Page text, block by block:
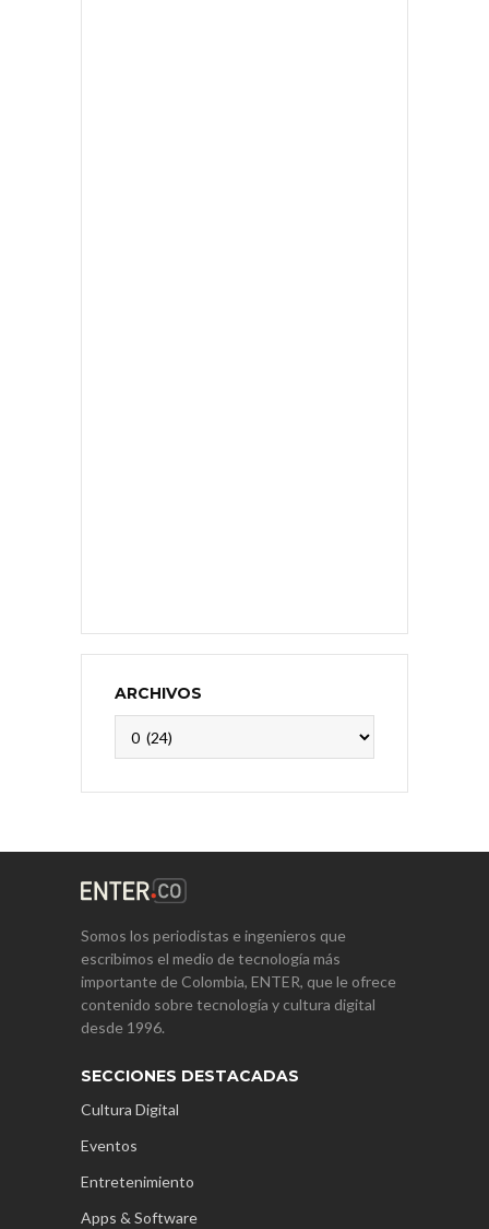
ARCHIVOS
Somos los periodistas e ingenieros que
escribimos el medio de tecnología más
importante de Colombia, ENTER, que le ofrece
contenido sobre tecnología y cultura digital
desde 1996.
SECCIONES DESTACADAS
Cultura Digital
Eventos
Entretenimiento
Apps & Software